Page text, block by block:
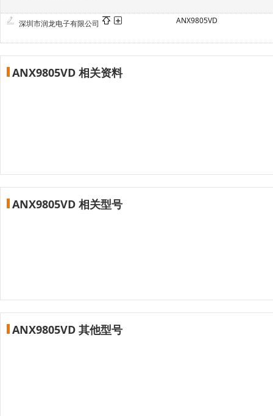
深圳市润龙电子有限公司 ANX9805VD
ANX9805VD 相关资料
ANX9805VD 相关型号
ANX9805VD 其他型号